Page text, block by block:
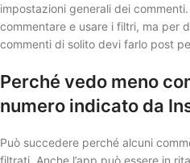
impostazioni generali dei
commentare e usare i filtri, ma per
commenti di solito devi farlo post
Perché vedo meno
numero indicato da
Può succedere perché alcuni
filtrati. Anche l’app può essere in